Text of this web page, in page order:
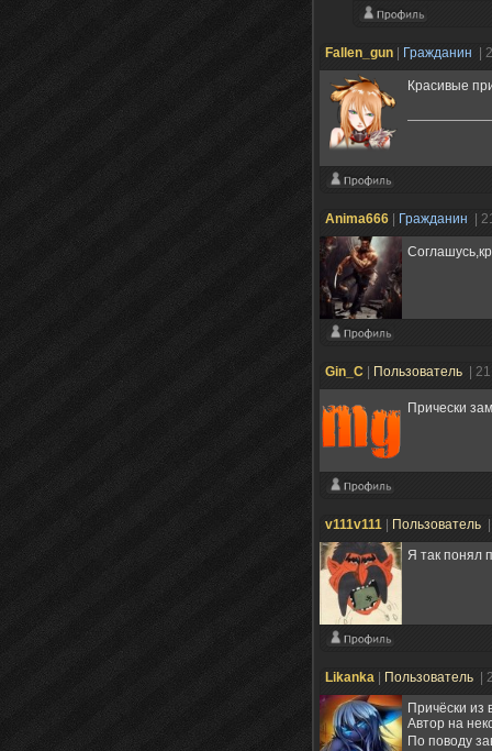
Fallen_gun Гражданин |
Красивые
Anima666 Гражданин |
Gin_C Пользователь |
Прически
v111v111 Пользователь
Я так понял
Likanka Пользователь
|
Причёски из
Автор на
По поводу